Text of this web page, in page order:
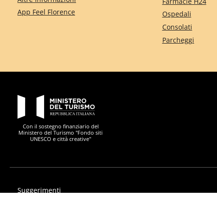
App Feel Florence
Ospedali
Consolati
Parcheggi
Con il sostegno finanziario del
Ministero del Turismo "Fondo siti
UNESCO e città creative"
Suggerimenti